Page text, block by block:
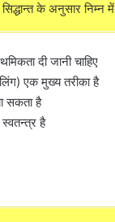
के अनुसार निम्न
दी जानी चाहिए
एक मुख्य तरीका है
सकता है
है